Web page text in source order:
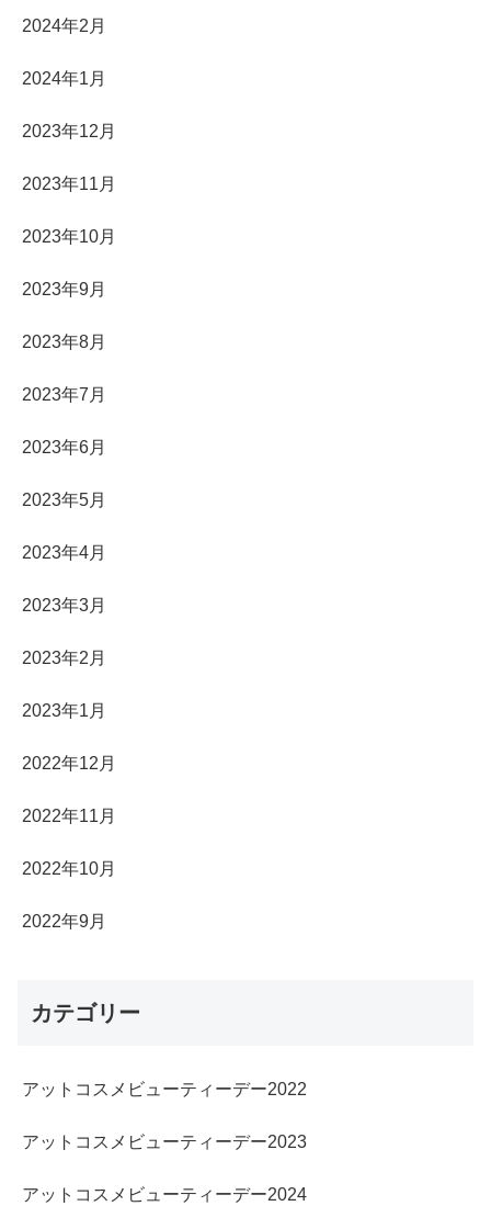
2024年2月
2024年1月
2023年12月
2023年11月
2023年10月
2023年9月
2023年8月
2023年7月
2023年6月
2023年5月
2023年4月
2023年3月
2023年2月
2023年1月
2022年12月
2022年11月
2022年10月
2022年9月
カテゴリー
アットコスメビューティーデー2022
アットコスメビューティーデー2023
アットコスメビューティーデー2024